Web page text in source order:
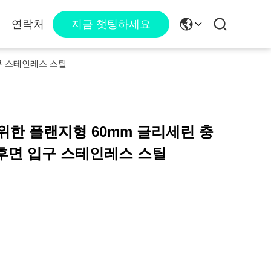
연락처 지금 챗팅하세요
스테인레스 스틸
한 플랜지형 60mm 글리세린 충
면 입구 스테인레스 스틸